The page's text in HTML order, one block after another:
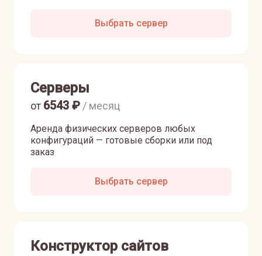
Выбрать сервер
Серверы
Аренда физических серверов любых
конфигураций — готовые сборки или под
заказ
от 6543 ₽ / месяц
Выбрать сервер
Конструктор сайтов